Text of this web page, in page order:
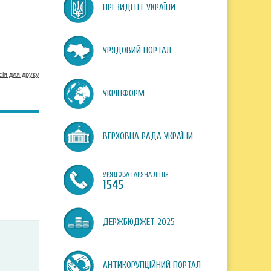
для друку
ПРЕЗИДЕНТ УКРАЇНИ
УРЯДОВИЙ ПОРТАЛ
УКРІНФОРМ
ВЕРХОВНА РАДА УКРАЇНИ
УРЯДОВА ГАРЯЧА ЛІНІЯ
1545
ДЕРЖБЮДЖЕТ 2025
АНТИКОРУПЦІЙНИЙ ПОРТАЛ